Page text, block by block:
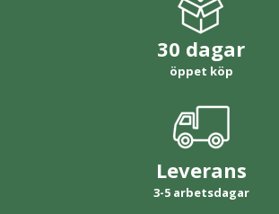
30 dagar
öppet köp
Leverans
3-5 arbetsdagar